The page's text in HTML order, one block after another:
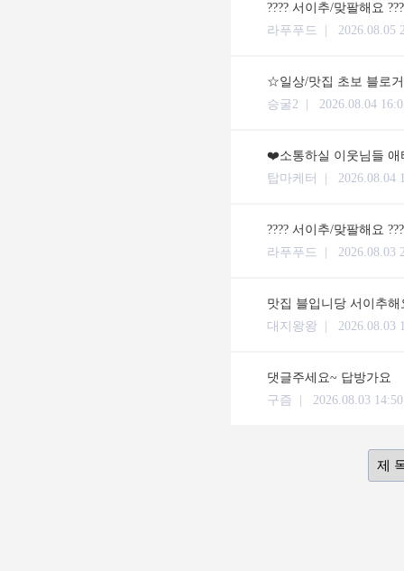
???? 서이추/맞팔해요
라푸푸드 | 2026.08.05
☆일상/맛집 초보 블로
승굴2 | 2026.08.04
❤️소통하실 이웃님들
탑마케터 | 2026.08.04
???? 서이추/맞팔해요
라푸푸드 | 2026.08.03
맛집 블입니당 서이추
대지왕왕 | 2026.08.03
댓글주세요~ 답방가요
구즘 | 2026.08.03 14:50